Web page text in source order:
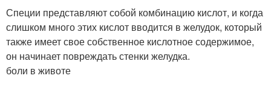
Специи представляют собой комбинацию кислот, и когда
слишком много этих кислот вводится в желудок, который
также имеет свое собственное кислотное содержимое,
он начинает повреждать стенки желудка.
боли в животе